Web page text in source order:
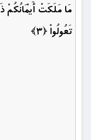
مَا مَلَكَتْ أَيْمَانُكُمْ
تَعُولُواْ ﴿۳﴾